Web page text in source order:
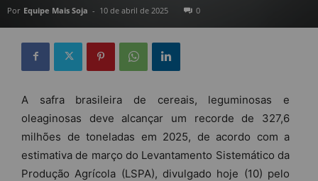
Por Equipe Mais Soja - 10 de abril de 2025 0
A safra brasileira de cereais, leguminosas e
oleaginosas deve alcançar um recorde de 327,6
milhões de toneladas em 2025, de acordo com a
estimativa de março do Levantamento Sistemático da
Produção Agrícola (LSPA), divulgado hoje (10) pelo